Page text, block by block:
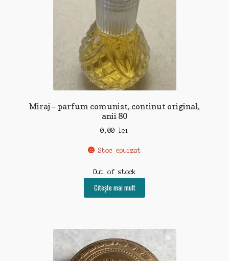
Miraj – parfum comunist, continut original,
anii 80
0,00 lei
Stoc epuizat
Out of stock
Citește mai mult